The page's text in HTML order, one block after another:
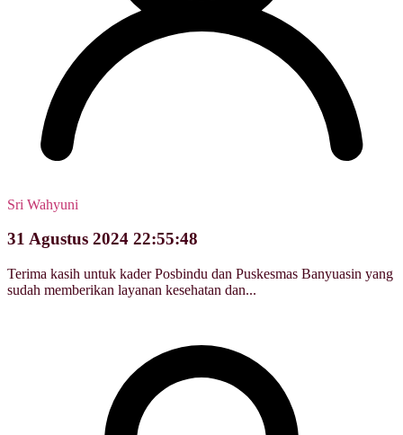
Sri Wahyuni
31 Agustus 2024 22:55:48
Terima kasih untuk kader Posbindu dan Puskesmas Banyuasin yang
sudah memberikan layanan kesehatan dan...